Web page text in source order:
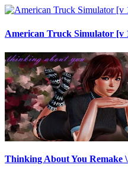
American Truck Simulator [v
Thinking About You Remake